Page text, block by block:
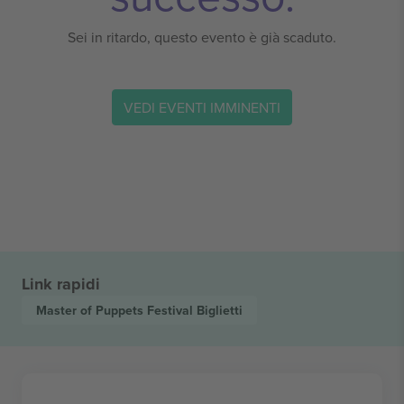
Sei in ritardo, questo evento è già scaduto.
VEDI EVENTI IMMINENTI
Link rapidi
Master of Puppets Festival Biglietti